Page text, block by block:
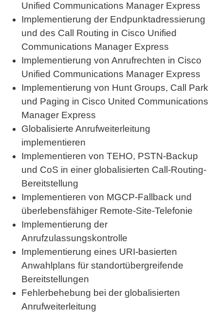
Unified Communications Manager Express
Implementierung der Endpunktadressierung
und des Call Routing in Cisco Unified
Communications Manager Express
Implementierung von Anrufrechten in Cisco
Unified Communications Manager Express
Implementierung von Hunt Groups, Call Park
und Paging in Cisco United Communications
Manager Express
Globalisierte Anrufweiterleitung
implementieren
Implementieren von TEHO, PSTN-Backup
und CoS in einer globalisierten Call-Routing-
Bereitstellung
Implementieren von MGCP-Fallback und
überlebensfähiger Remote-Site-Telefonie
Implementierung der
Anrufzulassungskontrolle
Implementierung eines URI-basierten
Anwahlplans für standortübergreifende
Bereitstellungen
Fehlerbehebung bei der globalisierten
Anrufweiterleitung